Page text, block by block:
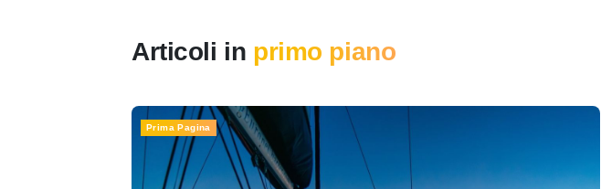
Articoli in primo piano
Prima Pagina